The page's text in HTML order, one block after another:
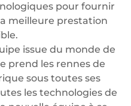
pour fournir
meilleure prestation
issue du monde de
prend les rennes de
sous toutes ses
les technologies de